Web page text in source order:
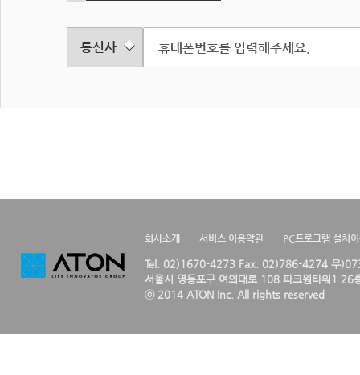
회사소개 서비스 이용약관 PC프로그램 설치
Tel. 02)1670-4273 Fax. 02)786-4274 우
서울시 영등포구 여의대로 108 파크원타워1 26
ⓒ 2014 ATON Inc. All rights reserved